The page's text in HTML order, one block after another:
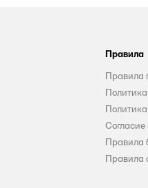
Правила
Правила
Согласие
Правила
Правила